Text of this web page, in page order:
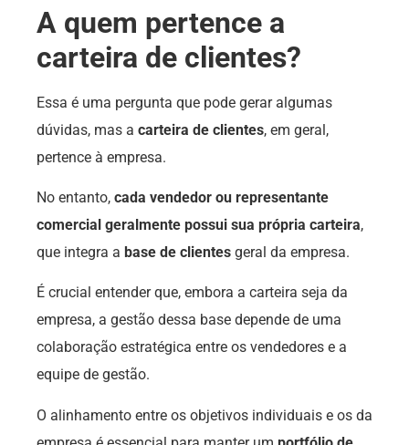
A quem pertence a
carteira de clientes?
Essa é uma pergunta que pode gerar algumas
dúvidas, mas a carteira de clientes, em geral,
pertence à empresa.
No entanto, cada vendedor ou representante
comercial geralmente possui sua própria carteira,
que integra a base de clientes geral da empresa.
É crucial entender que, embora a carteira seja da
empresa, a gestão dessa base depende de uma
colaboração estratégica entre os vendedores e a
equipe de gestão.
O alinhamento entre os objetivos individuais e os da